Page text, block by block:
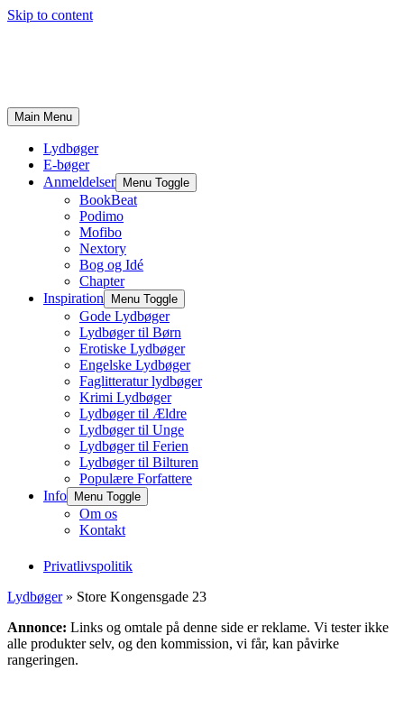
Skip to content
Main Menu
Lydbøger
E-bøger
Anmeldelser
Menu Toggle
BookBeat
Podimo
Mofibo
Nextory
Bog og Idé
Chapter
Inspiration
Menu Toggle
Gode Lydbøger
Lydbøger til Børn
Erotiske Lydbøger
Engelske Lydbøger
Faglitteratur lydbøger
Krimi Lydbøger
Lydbøger til Ældre
Lydbøger til Unge
Lydbøger til Ferien
Lydbøger til Bilturen
Populære Forfattere
Info
Menu Toggle
Om os
Kontakt
Privatlivspolitik
Lydbøger» Store Kongensgade 23
Annonce: Links og omtale på denne side er reklame. Vi tester ikke
alle produkter selv, og den kommission, vi får, kan påvirke
rangeringen.